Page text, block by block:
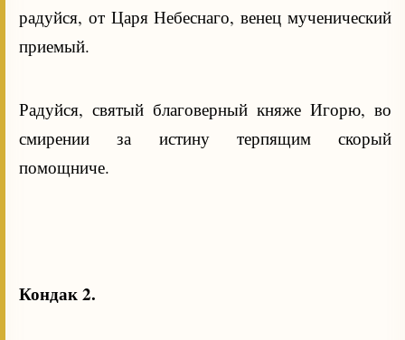
радуйся, от Царя Небеснаго, венец мученический
приемый.
Радуйся, святый благоверный княже Игорю, во
смирении за истину терпящим скорый
помощниче.
Кондак 2.